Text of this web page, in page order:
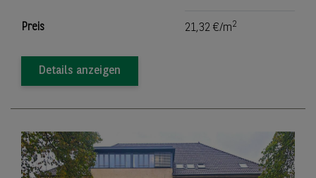
Preis 21,32 €/m2
Details anzeigen